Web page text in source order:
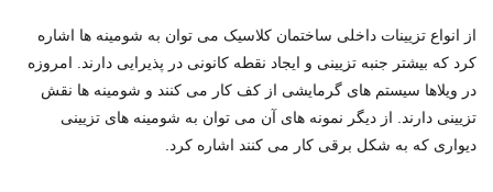
از انواع تزیینات داخلی ساختمان کلاسیک می توان به شومینه ها اشاره
کرد که بیشتر جنبه تزیینی و ایجاد نقطه کانونی در پذیرایی دارند. امروزه
در ویلاها سیستم های گرمایشی از کف کار می کنند و شومینه ها نقش
تزیینی دارند. از دیگر نمونه های آن می توان به شومینه های تزیینی
دیواری که به شکل برقی کار می کنند اشاره کرد.